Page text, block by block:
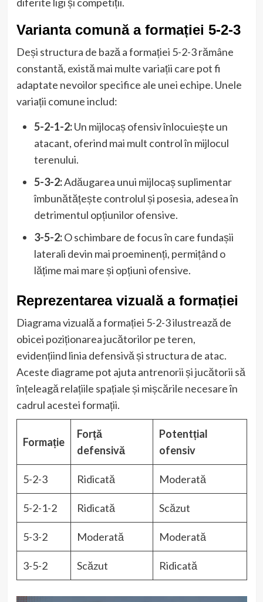
Varianta comună a formației 5-2-3
Deși structura de bază a formației 5-2-3 rămâne
constantă, există mai multe variații care pot fi
adaptate nevoilor specifice ale unei echipe. Unele
variații comune includ:
5-2-1-2:Un mijlocaș ofensiv înlocuiește un
atacant, oferind mai mult control în mijlocul
terenului.
5-3-2:Adăugarea unui mijlocaș suplimentar
îmbunătățește controlul și posesia, adesea în
detrimentul opțiunilor ofensive.
3-5-2:O schimbare de focus în care fundașii
laterali devin mai proeminenți, permițând o
lățime mai mare și opțiuni ofensive.
Reprezentarea vizuală a formației
Diagrama vizuală a formației 5-2-3 ilustrează de
obicei poziționarea jucătorilor pe teren,
evidențiind linia defensivă și structura de atac.
Aceste diagrame pot ajuta antrenorii și jucătorii să
înțeleagă relațiile spațiale și mișcările necesare în
cadrul acestei formații.
Formație
Forță
defensivă
Potentțial
ofensiv
5-2-3 Ridicată Moderată
5-2-1-2 Ridicată Scăzut
5-3-2 Moderată Moderată
3-5-2 Scăzut Ridicată